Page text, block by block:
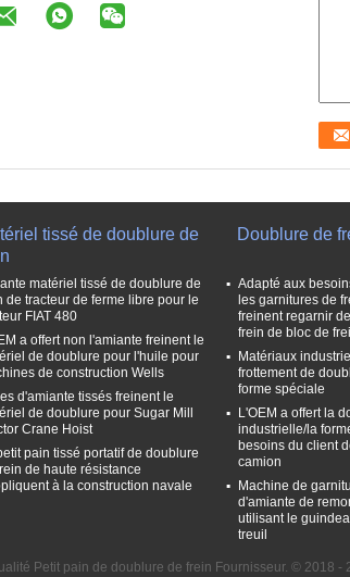
tissé de doublure de
matériel tissé de doublure de
de tracteur de ferme libre pour le
FIAT 480
a offert non l'amiante freinent le
de doublure pour l'huile pour
de construction Wells
d'amiante tissés freinent le
de doublure pour Sugar Mill
Crane Hoist
pain tissé portatif de doublure
de haute résistance
à la construction navale
Doublure de
Adapté aux
les garnitures de
freinent regarnir
frein de bloc de
Matériaux
frottement de
forme spéciale
L'OEM a offert la
industrielle/la
besoins du client
camion
Machine de
d'amiante de
utilisant le
treuil
Petit pain de doublure de frein Fournisseur. © 2018 -